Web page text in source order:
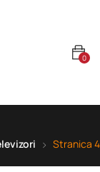
0
Stranica 4